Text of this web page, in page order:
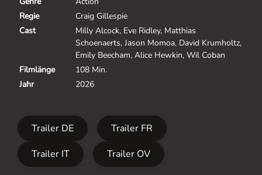
Regie
Craig Gillespie
Cast
Milly Alcock, Eve Ridley, Matthias
Schoenaerts, Jason Momoa, David Krumholtz,
Emily Beecham, Alice Hewkin, Wil Coban
Filmlänge
108 Min.
Jahr
2026
Trailer DE
Trailer FR
Trailer IT
Trailer OV